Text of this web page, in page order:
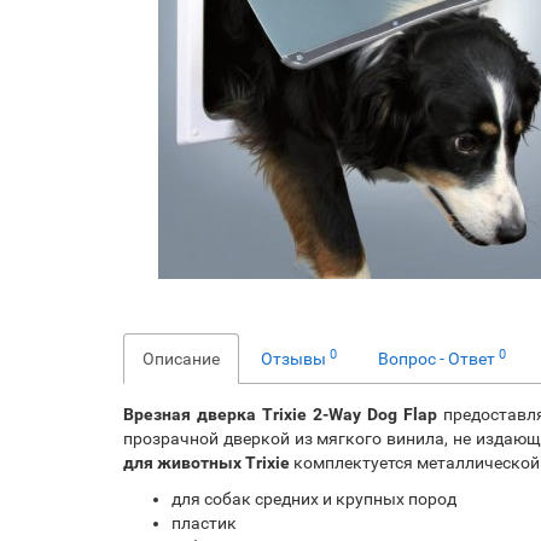
Описание Отзывы 0 Вопрос - Ответ 0
Врезная дверка Trixie 2-Way Dog Flap
прозрачной дверкой из мягкого винила, не
для животных Trixie комплектуется
для собак средних и крупных пород
пластик